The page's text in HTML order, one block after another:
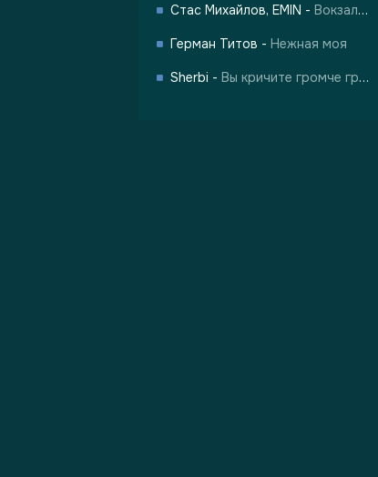
Стас Михайлов, EMIN - Вокзалы одиноких душ
Герман Титов - Нежная моя
Sherbi - Вы кричите громче грома